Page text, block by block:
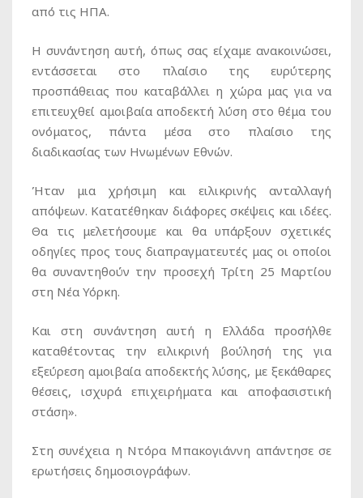
από τις ΗΠΑ.
Η συνάντηση αυτή, όπως σας είχαμε ανακοινώσει,
εντάσσεται στο πλαίσιο της ευρύτερης
προσπάθειας που καταβάλλει η χώρα μας για να
επιτευχθεί αμοιβαία αποδεκτή λύση στο θέμα του
ονόματος, πάντα μέσα στο πλαίσιο της
διαδικασίας των Ηνωμένων Εθνών.
Ήταν μια χρήσιμη και ειλικρινής ανταλλαγή
απόψεων. Κατατέθηκαν διάφορες σκέψεις και ιδέες.
Θα τις μελετήσουμε και θα υπάρξουν σχετικές
οδηγίες προς τους διαπραγματευτές μας οι οποίοι
θα συναντηθούν την προσεχή Τρίτη 25 Μαρτίου
στη Νέα Υόρκη.
Και στη συνάντηση αυτή η Ελλάδα προσήλθε
καταθέτοντας την ειλικρινή βούλησή της για
εξεύρεση αμοιβαία αποδεκτής λύσης, με ξεκάθαρες
θέσεις, ισχυρά επιχειρήματα και αποφασιστική
στάση».
Στη συνέχεια η Ντόρα Μπακογιάννη απάντησε σε
ερωτήσεις δημοσιογράφων.